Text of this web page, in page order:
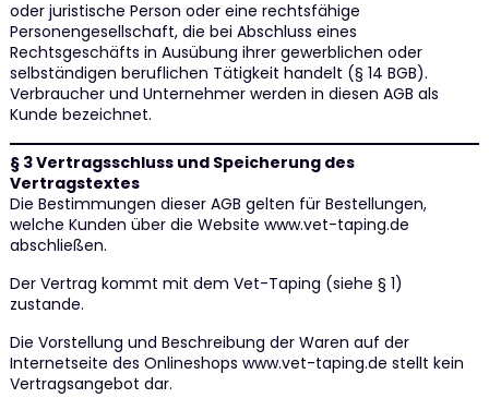
oder juristische Person oder eine rechtsfähige
Personengesellschaft, die bei Abschluss eines
Rechtsgeschäfts in Ausübung ihrer gewerblichen oder
selbständigen beruflichen Tätigkeit handelt (§ 14 BGB).
Verbraucher und Unternehmer werden in diesen AGB als
Kunde bezeichnet.
§ 3 Vertragsschluss und Speicherung des
Vertragstextes
Die Bestimmungen dieser AGB gelten für Bestellungen,
welche Kunden über die Website www.vet-taping.de
abschließen.
Der Vertrag kommt mit dem Vet-Taping (siehe § 1)
zustande.
Die Vorstellung und Beschreibung der Waren auf der
Internetseite des Onlineshops www.vet-taping.de stellt kein
Vertragsangebot dar.